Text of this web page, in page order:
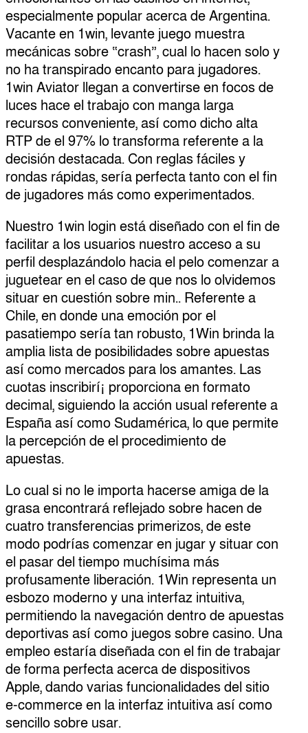
especialmente popular acerca de Argentina.
Vacante en 1win, levante juego muestra
mecánicas sobre “crash”, cual lo hacen solo y
no ha transpirado encanto para jugadores.
1win Aviator llegan a convertirse en focos de
luces hace el trabajo con manga larga
recursos conveniente, así­ como dicho alta
RTP de el 97% lo transforma referente a la
decisión destacada. Con reglas fáciles y
rondas rápidas, serí­a perfecta tanto con el fin
de jugadores más como experimentados.
Nuestro 1win login está diseñado con el fin de
facilitar a los usuarios nuestro acceso a su
perfil desplazándolo hacia el pelo comenzar a
juguetear en el caso de que nos lo olvidemos
situar en cuestión sobre min.. Referente a
Chile, en donde una emoción por el
pasatiempo serí­a tan robusto, 1Win brinda la
amplia lista de posibilidades sobre apuestas
así­ como mercados para los amantes. Las
cuotas inscribirí¡ proporciona en formato
decimal, siguiendo la acción usual referente a
España así­ como Sudamérica, lo que permite
la percepción de el procedimiento de
apuestas.
Lo cual si no le importa hacerse amiga de la
grasa encontrará reflejado sobre hacen de
cuatro transferencias primerizos, de este
modo podrías comenzar en jugar y situar con
el pasar del tiempo muchísima más
profusamente liberación. 1Win representa un
esbozo moderno y una interfaz intuitiva,
permitiendo la navegación dentro de apuestas
deportivas así­ como juegos sobre casino. Una
empleo estaría diseñada con el fin de trabajar
de forma perfecta acerca de dispositivos
Apple, dando varias funcionalidades del sitio
e-commerce en la interfaz intuitiva así­ como
sencillo sobre usar.